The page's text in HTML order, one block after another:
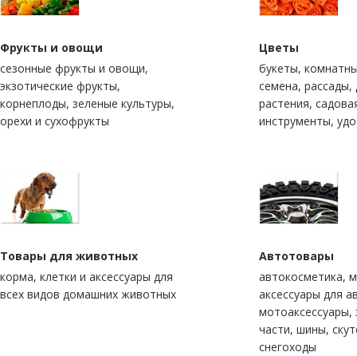
Фрукты и овощи
сезонные фрукты и овощи,
экзотические фрукты,
корнеплоды, зеленые культуры,
орехи и сухофрукты
Цветы
букеты,
семена, рассады,
растения,
инструменты,
Товары для животных
корма, клетки и аксессуары для
всех видов домашних животных
Автотовары
автокосметика,
аксессуары для
мотоаксессуары,
части, шины,
снегоходы